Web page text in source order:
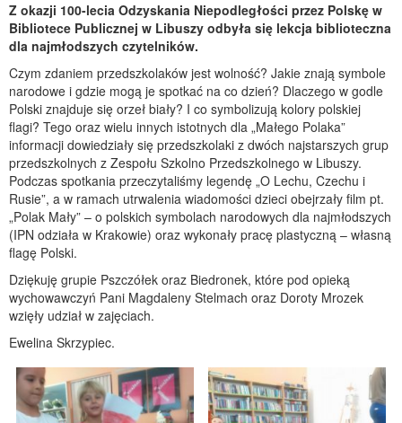
Z okazji 100-lecia Odzyskania Niepodległości przez Polskę w
Bibliotece Publicznej w Libuszy odbyła się lekcja biblioteczna
dla najmłodszych czytelników.
Czym zdaniem przedszkolaków jest wolność? Jakie znają symbole
narodowe i gdzie mogą je spotkać na co dzień? Dlaczego w godle
Polski znajduje się orzeł biały? I co symbolizują kolory polskiej
flagi? Tego oraz wielu innych istotnych dla „Małego Polaka”
informacji dowiedziały się przedszkolaki z dwóch najstarszych grup
przedszkolnych z Zespołu Szkolno Przedszkolnego w Libuszy.
Podczas spotkania przeczytaliśmy legendę „O Lechu, Czechu i
Rusie”, a w ramach utrwalenia wiadomości dzieci obejrzały film pt.
„Polak Mały” – o polskich symbolach narodowych dla najmłodszych
(IPN odziała w Krakowie) oraz wykonały pracę plastyczną – własną
flagę Polski.
Dziękuję grupie Pszczółek oraz Biedronek, które pod opieką
wychowawczyń Pani Magdaleny Stelmach oraz Doroty Mrozek
wzięły udział w zajęciach.
Ewelina Skrzypiec.